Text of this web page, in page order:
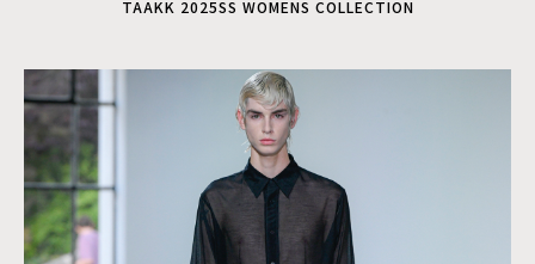
TAAKK 2025SS WOMENS COLLECTION